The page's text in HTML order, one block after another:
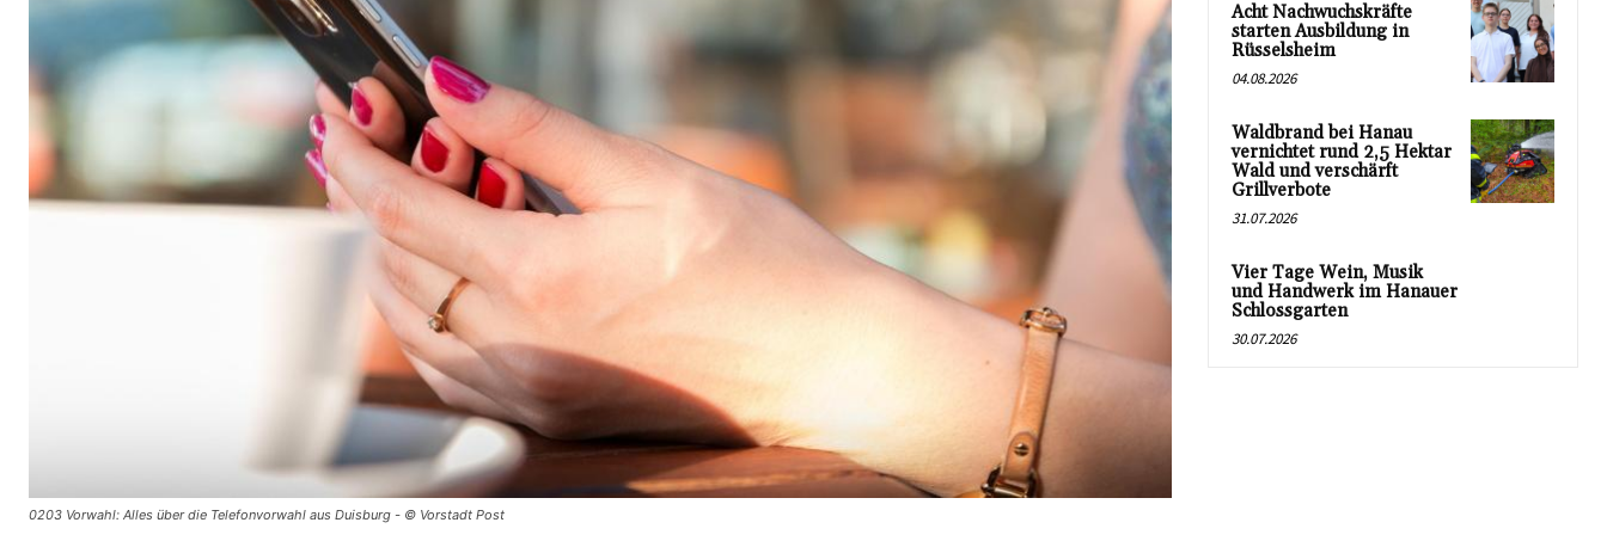
0203 Vorwahl: Alles über die Telefonvorwahl aus Duisburg - © Vorstadt Post
Acht Nachwuchskräfte
starten Ausbildung in
Rüsselsheim
04.08.2026
Waldbrand bei Hanau
vernichtet rund 2,5 Hektar
Wald und verschärft
Grillverbote
31.07.2026
Vier Tage Wein, Musik
und Handwerk im Hanauer
Schlossgarten
30.07.2026